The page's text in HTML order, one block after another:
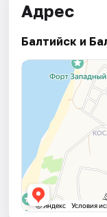
Адрес
Балтийск и